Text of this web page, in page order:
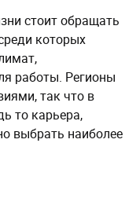
стоит обращать
которых
работы. Регионы
так что в
то карьера,
выбрать наиболее